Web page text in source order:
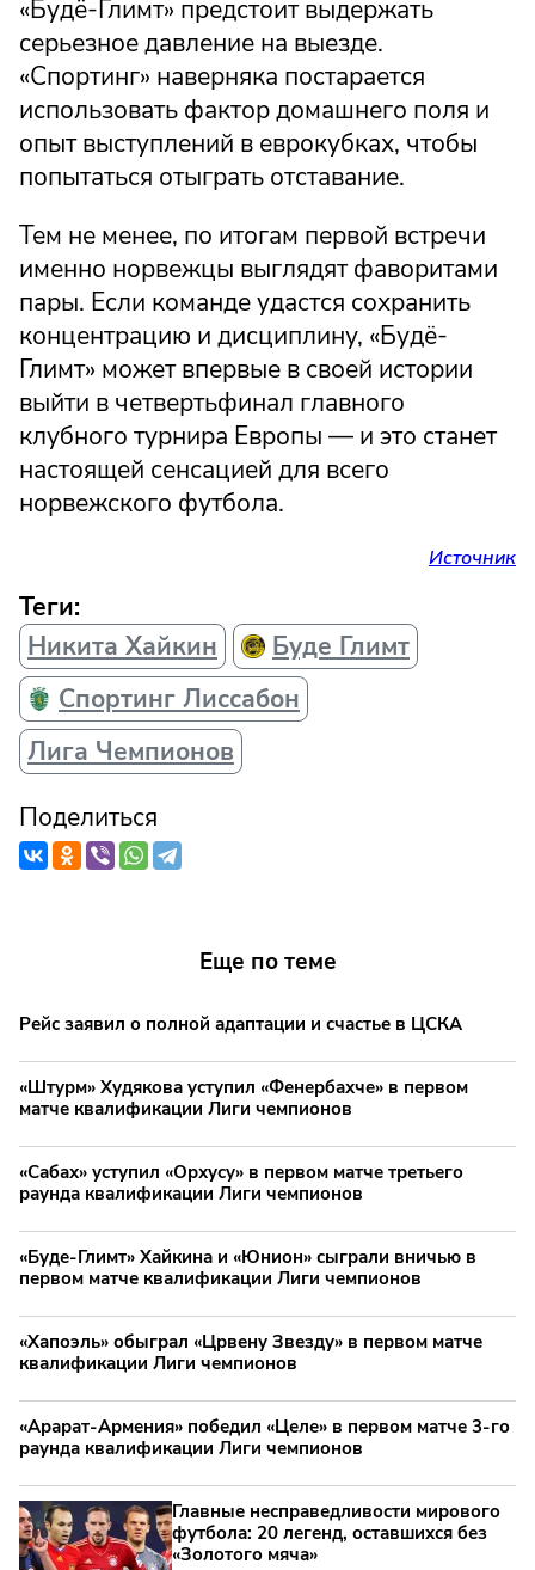
«Будё-Глимт» предстоит выдержать
серьезное давление на выезде.
«Спортинг» наверняка постарается
использовать фактор домашнего поля и
опыт выступлений в еврокубках, чтобы
попытаться отыграть отставание.
Тем не менее, по итогам первой встречи
именно норвежцы выглядят фаворитами
пары. Если команде удастся сохранить
концентрацию и дисциплину, «Будё-
Глимт» может впервые в своей истории
выйти в четвертьфинал главного
клубного турнира Европы — и это станет
настоящей сенсацией для всего
норвежского футбола.
Источник
Теги:
Никита Хайкин
Буде Глимт
Спортинг Лиссабон
Лига Чемпионов
Поделиться
Еще по теме
Рейс заявил о полной адаптации и счастье в ЦСКА
«Штурм» Худякова уступил «Фенербахче» в первом
матче квалификации Лиги чемпионов
«Сабах» уступил «Орхусу» в первом матче третьего
раунда квалификации Лиги чемпионов
«Буде-Глимт» Хайкина и «Юнион» сыграли вничью в
первом матче квалификации Лиги чемпионов
«Хапоэль» обыграл «Црвену Звезду» в первом матче
квалификации Лиги чемпионов
«Арарат-Армения» победил «Целе» в первом матче 3-го
раунда квалификации Лиги чемпионов
Главные несправедливости мирового
футбола: 20 легенд, оставшихся без
«Золотого мяча»